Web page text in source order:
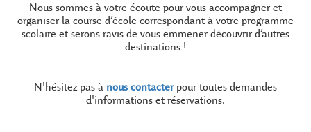
Nous sommes à votre écoute pour vous accompagner et
organiser la course d’école correspondant à votre programme
scolaire et serons ravis de vous emmener découvrir d’autres
destinations !
N'hésitez pas à nous contacterpour toutes demandes
d'informations et réservations.